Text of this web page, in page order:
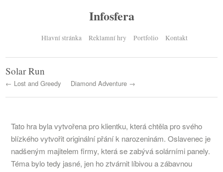
Infosfera
Hlavní stránka Reklamní hry Portfolio Kontakt
Solar Run
← Lost and Greedy Diamond Adventure →
Tato hra byla vytvořena pro klientku, která chtěla pro svého
blízkého vytvořit originální přání k narozeninám. Oslavenec je
nadšeným majitelem firmy, která se zabývá solárními panely.
Téma bylo tedy jasné, jen ho ztvárnit líbivou a zábavnou